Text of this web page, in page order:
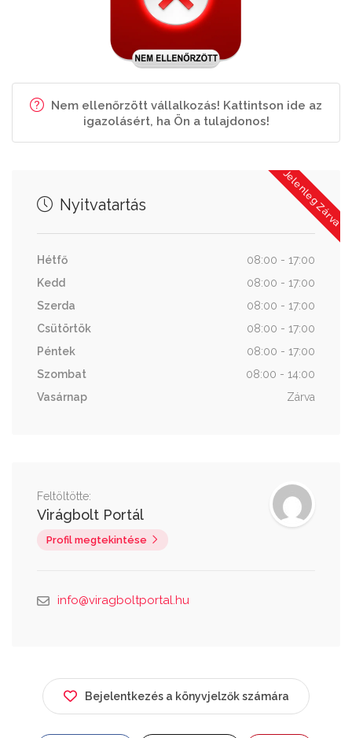
Nem ellenőrzött vállalkozás! Kattintson ide az
igazolásért, ha Ön a tulajdonos!
Jelenleg Zárva
Nyitvatartás
Hétfő
08:00 - 17:00
Kedd
08:00 - 17:00
Szerda
08:00 - 17:00
Csütörtök
08:00 - 17:00
Péntek
08:00 - 17:00
Szombat
08:00 - 14:00
Vasárnap
Zárva
Feltöltötte:
Virágbolt Portál
Profil megtekintése
info@viragboltportal.hu
Bejelentkezés a könyvjelzők számára